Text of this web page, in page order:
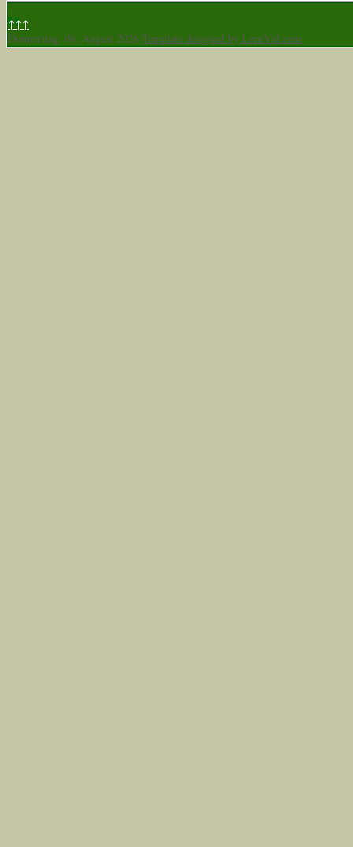
↑↑↑
Donnerstag, 06. August 2026 Template designed by LernVid.com